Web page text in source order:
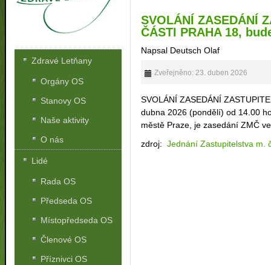
SVOLÁNÍ ZASEDÁNÍ
ČÁSTI PRAHA 18,
Napsal Deutsch Olaf
Zveřejněno: 23. duben 2026
SVOLÁNÍ ZASEDÁNÍ
dubna 2026 (pondělí) od 14.00
městě Praze, je zasedání ZMČ
zdroj:Jednání Zastupitelstva m.
Zdravé Letňany
Orgány OS
Stanovy OS
Naše aktivity
O nás
Lidé
Rada OS
Předseda OS
Místopředseda OS
Členové OS
Příznivci OS